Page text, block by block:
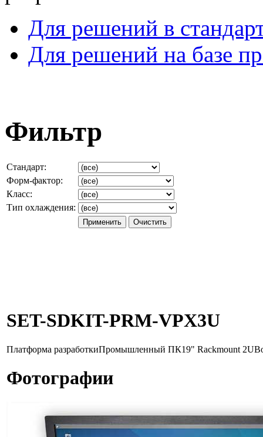
Для решений в
Для решений на базе
Фильтр
Стандарт:
Форм-фактор:
Класс:
Тип охлаждения:
SET-SDKIT-PRM-VPX3U
Платформа разработкиПромышленный ПК19" Rackmount 2U
Фотографии